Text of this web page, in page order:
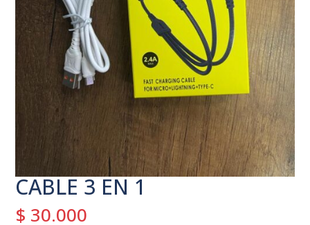
CABLE 3 EN 1
$ 30.000